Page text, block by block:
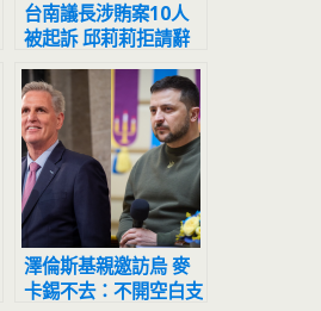
台南議長涉賄案10人
被起訴 邱莉莉拒請辭
反諷藍營「太心急」
澤倫斯基親邀訪烏 麥
卡錫不去：不開空白支